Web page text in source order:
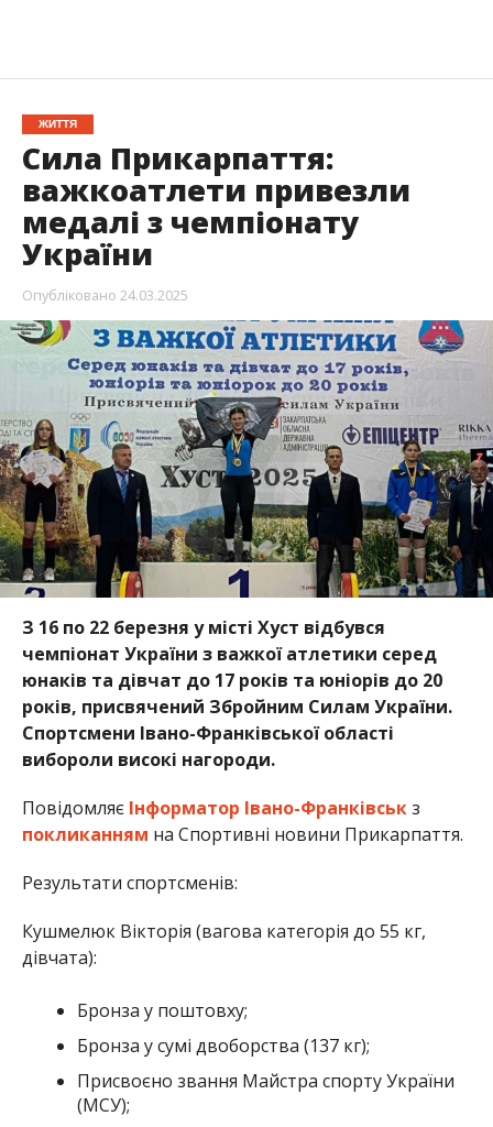
ЖИТТЯ
Сила Прикарпаття:
важкоатлети привезли
медалі з чемпіонату
України
Опубліковано 24.03.2025
З 16 по 22 березня у місті Хуст відбувся
чемпіонат України з важкої атлетики серед
юнаків та дівчат до 17 років та юніорів до 20
років, присвячений Збройним Силам України.
Спортсмени Івано-Франківської області
вибороли високі нагороди.
Повідомляє Інформатор Івано-Франківськз
покликанням на Спортивні новини Прикарпаття.
Результати спортсменів:
Кушмелюк Вікторія (вагова категорія до 55 кг,
дівчата):
Бронза у поштовху;
Бронза у сумі двоборства (137 кг);
Присвоєно звання Майстра спорту України
(МСУ);